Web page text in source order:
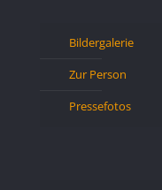
Bildergalerie
Zur Person
Pressefotos